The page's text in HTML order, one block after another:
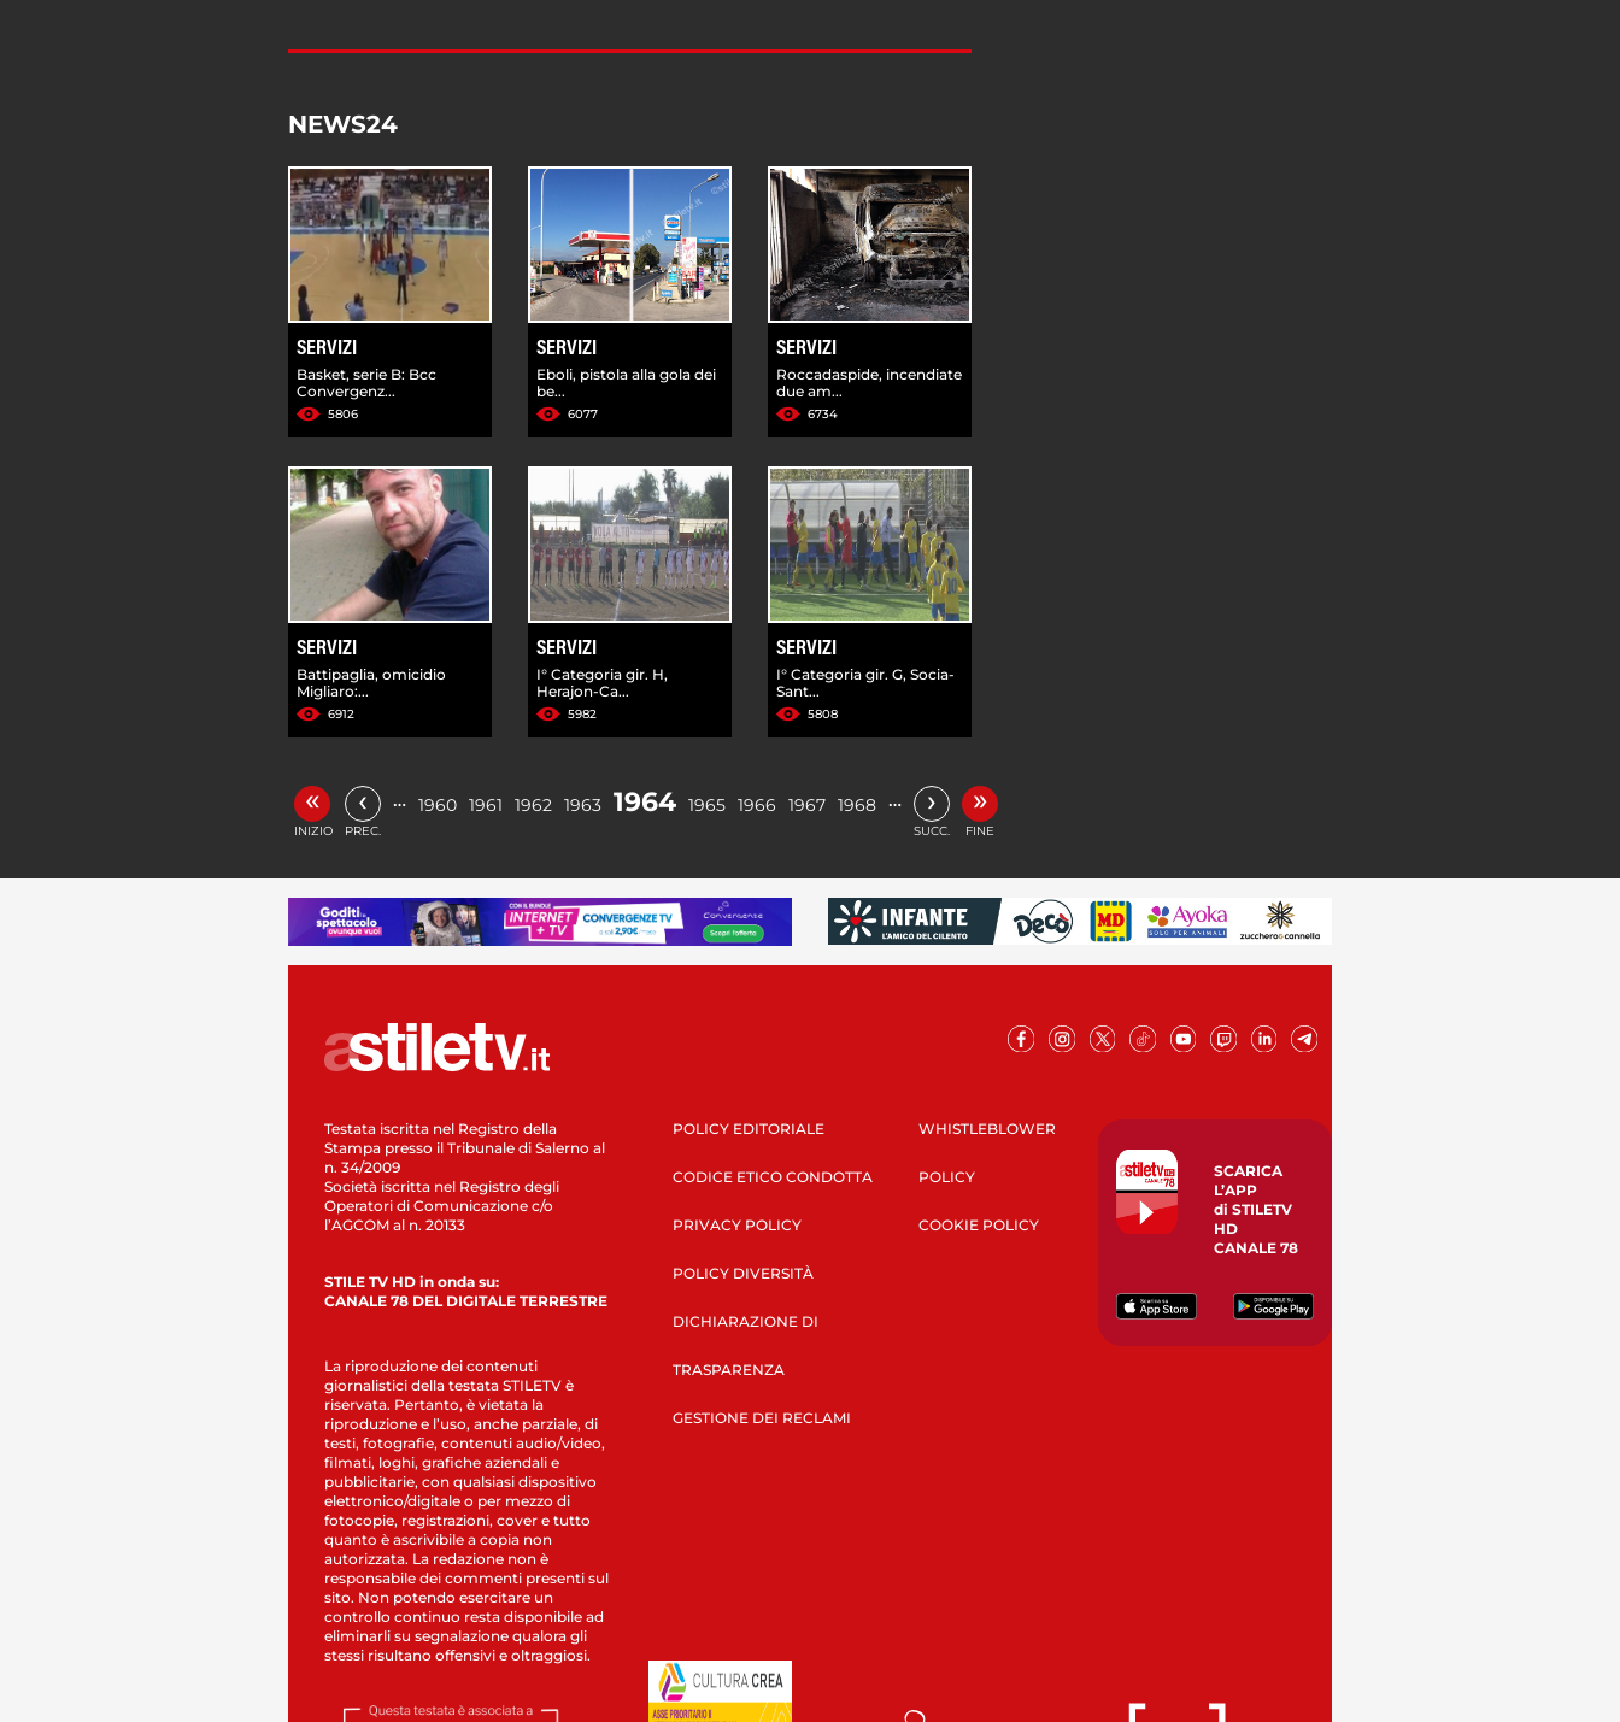
NEWS24
SERVIZI
Basket, serie B: Bcc
Convergenz...
5806
SERVIZI
Eboli, pistola alla gola dei
be...
6077
SERVIZI
Roccadaspide, incendiate
due am...
6734
SERVIZI
Battipaglia, omicidio
Migliaro:...
6912
SERVIZI
I° Categoria gir. H,
Herajon-Ca...
5982
SERVIZI
I° Categoria gir. G, Socia-
Sant...
5808
«
INIZIO
‹
PREC.
… 1960 1961 1962 1963 1964 1965 1966 1967 1968 … ›
SUCC.
»
FINE
Testata iscritta nel Registro della
Stampa presso il Tribunale di Salerno al
n. 34/2009
Società iscritta nel Registro degli
Operatori di Comunicazione c/o
l’AGCOM al n. 20133
STILE TV HD in onda su:
CANALE 78 DEL DIGITALE TERRESTRE
La riproduzione dei contenuti
giornalistici della testata STILETV è
riservata. Pertanto, è vietata la
riproduzione e l’uso, anche parziale, di
testi, fotografie, contenuti audio/video,
filmati, loghi, grafiche aziendali e
pubblicitarie, con qualsiasi dispositivo
elettronico/digitale o per mezzo di
fotocopie, registrazioni, cover e tutto
quanto è ascrivibile a copia non
autorizzata. La redazione non è
responsabile dei commenti presenti sul
sito. Non potendo esercitare un
controllo continuo resta disponibile ad
eliminarli su segnalazione qualora gli
stessi risultano offensivi e oltraggiosi.
POLICY EDITORIALE
CODICE ETICO CONDOTTA
PRIVACY POLICY
POLICY DIVERSITÀ
DICHIARAZIONE DI
TRASPARENZA
GESTIONE DEI RECLAMI
WHISTLEBLOWER
POLICY
COOKIE POLICY
SCARICA
L’APP
di STILETV
HD
CANALE 78